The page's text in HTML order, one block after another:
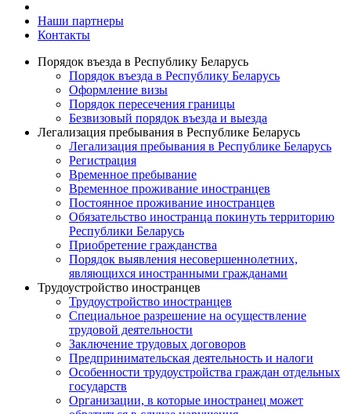
Наши партнеры
Контакты
Порядок въезда в Республику Беларусь
Порядок въезда в Республику Беларусь
Оформление визы
Порядок пересечения границы
Безвизовый порядок въезда и выезда
Легализация пребывания в Республике Беларусь
Легализация пребывания в Республике Беларусь
Регистрация
Временное пребывание
Временное проживание иностранцев
Постоянное проживание иностранцев
Обязательство иностранца покинуть территорию
Республики Беларусь
Приобретение гражданства
Порядок выявления несовершеннолетних,
являющихся иностранными гражданами
Трудоустройство иностранцев
Трудоустройство иностранцев
Специальное разрешение на осуществление
трудовой деятельности
Заключение трудовых договоров
Предпринимательская деятельность и налоги
Особенности трудоустройства граждан отдельных
государств
Организации, в которые иностранец может